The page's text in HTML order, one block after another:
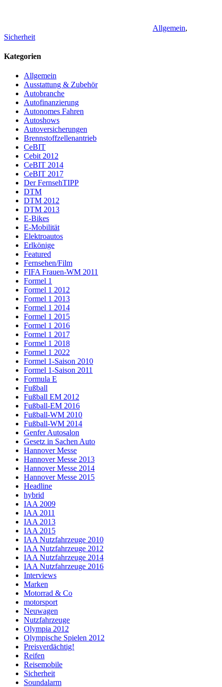
Allgemein,
Sicherheit
Kategorien
Allgemein
Ausstattung & Zubehör
Autobranche
Autofinanzierung
Autonomes Fahren
Autoshows
Autoversicherungen
Brennstoffzellenantrieb
CeBIT
Cebit 2012
CeBIT 2014
CeBIT 2017
Der FernsehTIPP
DTM
DTM 2012
DTM 2013
E-Bikes
E-Mobilität
Elektroautos
Erlkönige
Featured
Fernsehen/Film
FIFA Frauen-WM 2011
Formel 1
Formel 1 2012
Formel 1 2013
Formel 1 2014
Formel 1 2015
Formel 1 2016
Formel 1 2017
Formel 1 2018
Formel 1 2022
Formel 1-Saison 2010
Formel 1-Saison 2011
Formula E
Fußball
Fußball EM 2012
Fußball-EM 2016
Fußball-WM 2010
Fußball-WM 2014
Genfer Autosalon
Gesetz in Sachen Auto
Hannover Messe
Hannover Messe 2013
Hannover Messe 2014
Hannover Messe 2015
Headline
hybrid
IAA 2009
IAA 2011
IAA 2013
IAA 2015
IAA Nutzfahrzeuge 2010
IAA Nutzfahrzeuge 2012
IAA Nutzfahrzeuge 2014
IAA Nutzfahrzeuge 2016
Interviews
Marken
Motorrad & Co
motorsport
Neuwagen
Nutzfahrzeuge
Olympia 2012
Olympische Spielen 2012
Preisverdächtig!
Reifen
Reisemobile
Sicherheit
Soundalarm